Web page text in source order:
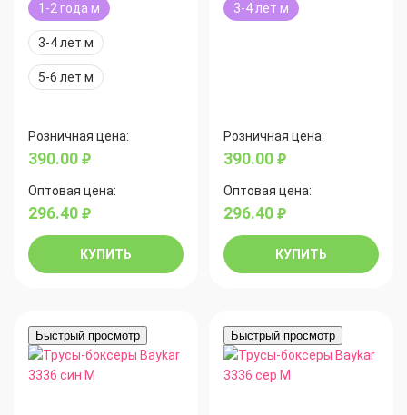
1-2 года м
3-4 лет м
5-6 лет м
Розничная цена:
390.00 руб.
Оптовая цена:
296.40 руб.
КУПИТЬ
3-4 лет м
Розничная цена:
390.00руб.
Оптовая цена:
296.40руб.
КУПИТЬ
Быстрый просмотр Быстрый просмотр